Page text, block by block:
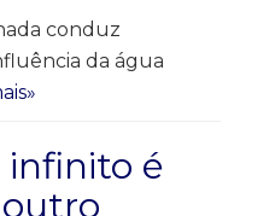
conduz
da água
é